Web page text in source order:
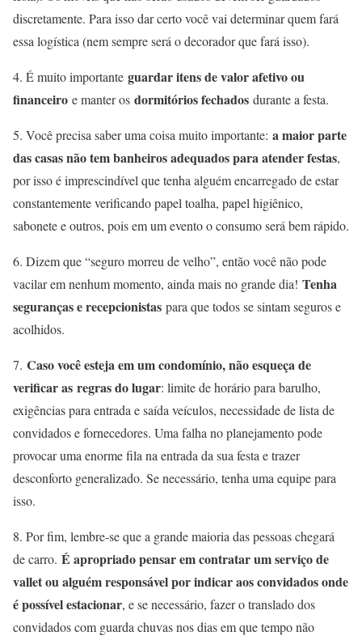
discretamente. Para isso dar certo você vai determinar quem fará
essa logística (nem sempre será o decorador que fará isso).
4. É muito importante guardar itens de valor afetivo ou
financeiro e manter os dormitórios fechados durante a festa.
5. Você precisa saber uma coisa muito importante: a maior parte
das casas não tem banheiros adequados para atender festas,
por isso é imprescindível que tenha alguém encarregado de estar
constantemente verificando papel toalha, papel higiênico,
sabonete e outros, pois em um evento o consumo será bem rápido.
6. Dizem que “seguro morreu de velho”, então você não pode
vacilar em nenhum momento, ainda mais no grande dia! Tenha
seguranças e recepcionistas para que todos se sintam seguros e
acolhidos.
7. Caso você esteja em um condomínio, não esqueça de
verificar as regras do lugar: limite de horário para barulho,
exigências para entrada e saída veículos, necessidade de lista de
convidados e fornecedores. Uma falha no planejamento pode
provocar uma enorme fila na entrada da sua festa e trazer
desconforto generalizado. Se necessário, tenha uma equipe para
isso.
8. Por fim, lembre-se que a grande maioria das pessoas chegará
de carro. É apropriado pensar em contratar um serviço de
vallet ou alguém responsável por indicar aos convidados onde
é possível estacionar, e se necessário, fazer o translado dos
convidados com guarda chuvas nos dias em que tempo não